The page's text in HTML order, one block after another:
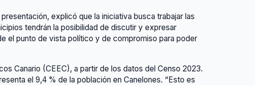
explicó que la iniciativa busca trabajar las
tendrán la posibilidad de discutir y expresar
el punto de vista político y de compromiso para poder
Canario (CEEC), a partir de los datos del Censo 2023.
el 9,4 % de la población en Canelones. “Esto es